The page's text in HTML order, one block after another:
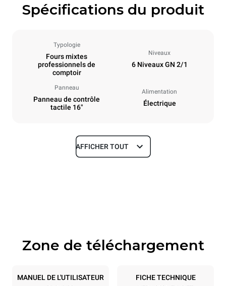
Spécifications du produit
Typologie
Fours mixtes
professionnels de
comptoir
Niveaux
6 Niveaux GN 2/1
Panneau
Panneau de contrôle
tactile 16"
Alimentation
Électrique
Dimensions
Caractéristiques de la plaque
6 GN 2/1
AFFICHER TOUT
Zone de téléchargement
MANUEL DE L'UTILISATEUR FICHE TECHNIQUE